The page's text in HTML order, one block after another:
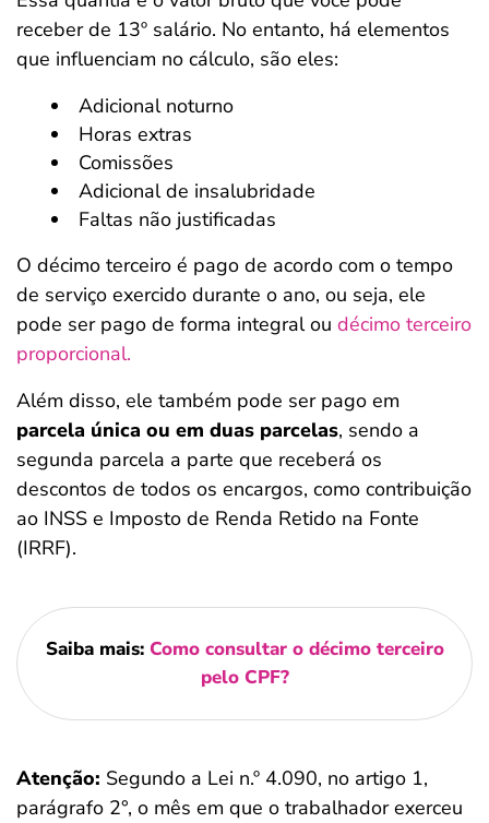
receber de 13º salário. No entanto, há elementos
que influenciam no cálculo, são eles:
Adicional noturno
Horas extras
Comissões
Adicional de insalubridade
Faltas não justificadas
O décimo terceiro é pago de acordo com o tempo
de serviço exercido durante o ano, ou seja, ele
pode ser pago de forma integral ou décimo terceiro
proporcional.
Além disso, ele também pode ser pago em
parcela única ou em duas parcelas, sendo a
segunda parcela a parte que receberá os
descontos de todos os encargos, como contribuição
ao INSS e Imposto de Renda Retido na Fonte
(IRRF).
Saiba mais: Como consultar o décimo terceiro
pelo CPF?
Atenção: Segundo a Lei n.º 4.090, no artigo 1,
parágrafo 2°, o mês em que o trabalhador exerceu